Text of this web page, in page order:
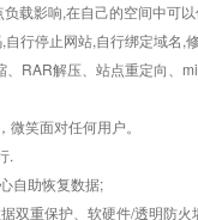
载影响,在自己的空间中可
行停止网站,自行绑定域名,
RAR解压、站点重定向、
笑面对任何用户。
.
自助恢复数据;
双重保护、软硬件/透明防火